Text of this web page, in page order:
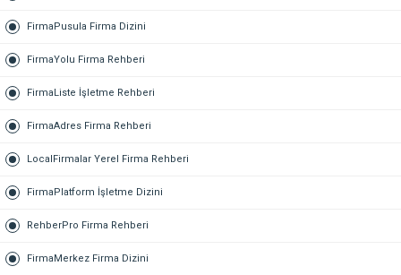
FirmaPusula Firma Dizini
FirmaYolu Firma Rehberi
FirmaListe İşletme Rehberi
FirmaAdres Firma Rehberi
LocalFirmalar Yerel Firma Rehberi
FirmaPlatform İşletme Dizini
RehberPro Firma Rehberi
FirmaMerkez Firma Dizini